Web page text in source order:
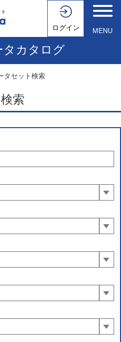
ログイン MENU
タカタログ
タセット検索
索